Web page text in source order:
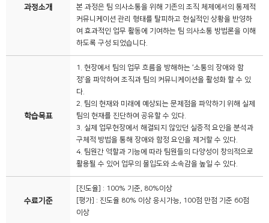
과정소개
본 과정은 팀 의사소통을 위해 기존의 조직 체제에서의 통제적
커뮤니케이션 관리 형태를 탈피하고 현실적인 상황을 반영하
여 효과적인 업무 활동에 기여하는 팀 의사소통 방법론을 이해
하도록 구성 되었습니다.
학습목표
1. 현장에서 팀의 업무 흐름을 방해하는 ‘소통의 장애와 함
정’을 파악하여 조직과 팀의 커뮤니케이션을 활성화 할 수 있
다.
2. 팀의 현재와 미래에 예상되는 문제점을 파악하기 위해 실제
팀의 현재를 진단하여 공유할 수 있다.
3. 실제 업무현장에서 해결되지 않았던 실증적 요인을 분석과
구체적 방법을 통해 장애와 함정 요인을 제거할 수 있다.
4. 팀원간 역할과 기능에 따라 팀원들의 다양성이 창의적으로
활용될 수 있어 업무의 몰입도와 소속감을 높일 수 있다.
수료기준
[진도율] : 100% 기준, 80%이상
[평가] : 진도율 80% 이상 응시가능, 100점 만점 기준 60점
이상